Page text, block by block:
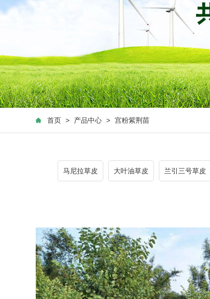
首页 > 产品中心 > 宫粉紫荆苗
马尼拉草皮 大叶油草皮 兰引三号草皮